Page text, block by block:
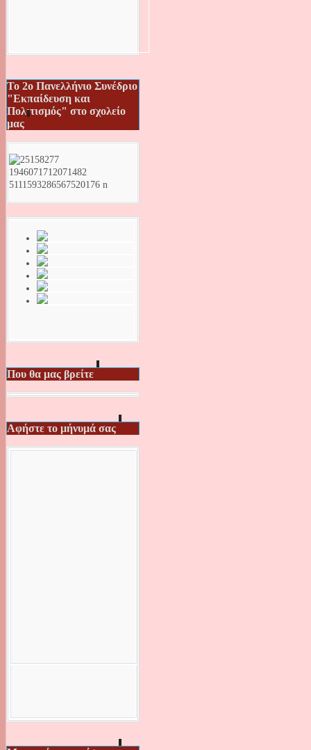
Το 2ο Πανελλήνιο Συνέδριο
"Εκπαίδευση και
Πολιτισμός" στο σχολείο
μας
Που θα μας βρείτε
Αφήστε το μήνυμά σας